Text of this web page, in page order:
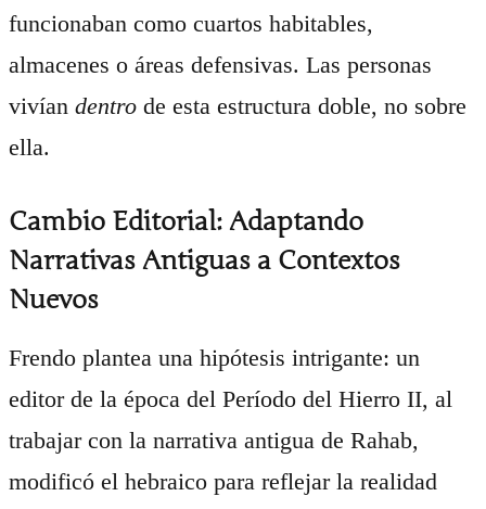
funcionaban como cuartos habitables,
almacenes o áreas defensivas. Las personas
vivían dentro de esta estructura doble, no sobre
ella.
Cambio Editorial: Adaptando
Narrativas Antiguas a Contextos
Nuevos
Frendo plantea una hipótesis intrigante: un
editor de la época del Período del Hierro II, al
trabajar con la narrativa antigua de Rahab,
modificó el hebraico para reflejar la realidad